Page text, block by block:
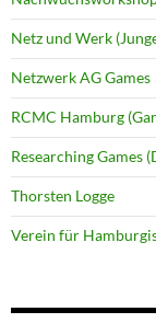
Netz und Werk
Netzwerk AG Games
RCMC Hamburg
Researching Games
Thorsten Logge
Verein für